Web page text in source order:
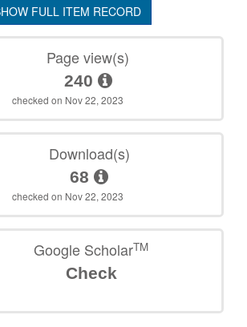
FULL ITEM RECORD
Page view(s)
240
checked on Nov 22, 2023
Download(s)
68
checked on Nov 22, 2023
Google ScholarTM
Check